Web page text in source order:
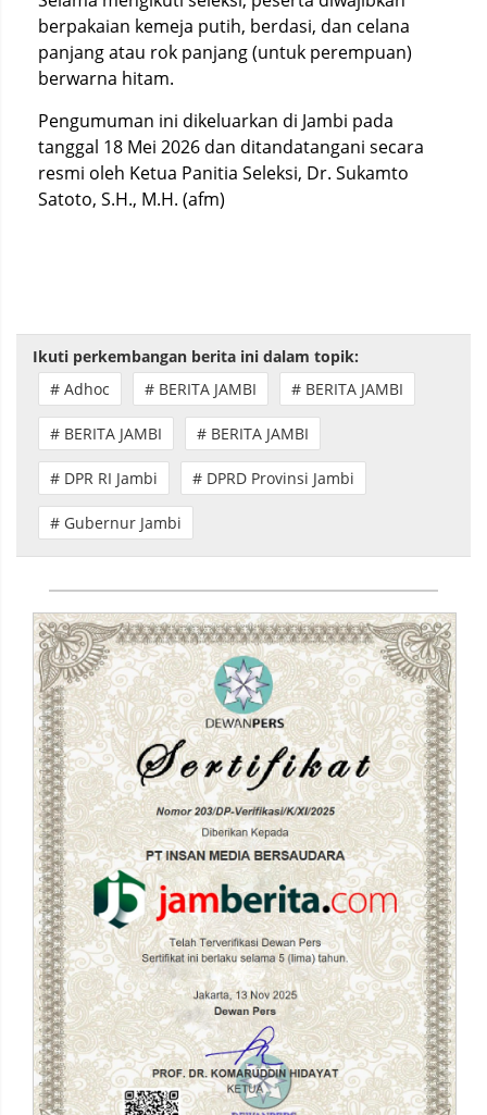
berpakaian kemeja putih, berdasi, dan celana
panjang atau rok panjang (untuk perempuan)
berwarna hitam.
Pengumuman ini dikeluarkan di Jambi pada
tanggal 18 Mei 2026 dan ditandatangani secara
resmi oleh Ketua Panitia Seleksi, Dr. Sukamto
Satoto, S.H., M.H. (afm)
Ikuti perkembangan berita ini dalam topik:
# Adhoc
# BERITA JAMBI # BERITA JAMBI
# BERITA JAMBI # BERITA JAMBI
# DPR RI Jambi # DPRD Provinsi Jambi
# Gubernur Jambi